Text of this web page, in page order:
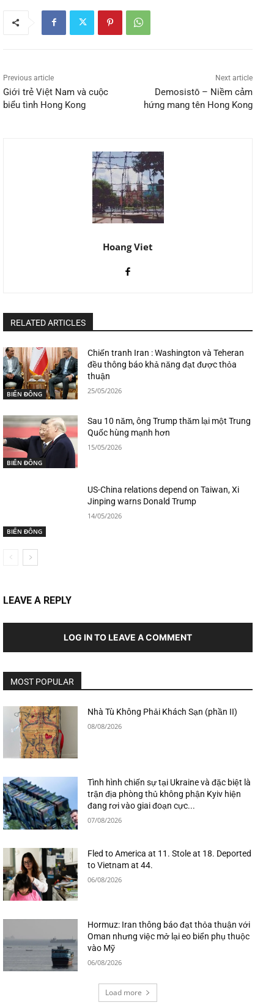
Previous article
Giới trẻ Việt Nam và cuộc
biểu tình Hong Kong
Next article
Demosistō – Niềm cảm
hứng mang tên Hong Kong
Hoang Viet
RELATED ARTICLES
BIỂN ĐÔNG
Chiến tranh Iran : Washington và Teheran
đều thông báo khả năng đạt được thỏa
thuận
25/05/2026
BIỂN ĐÔNG
Sau 10 năm, ông Trump thăm lại một Trung
Quốc hùng mạnh hơn
15/05/2026
BIỂN ĐÔNG
US-China relations depend on Taiwan, Xi
Jinping warns Donald Trump
14/05/2026
LEAVE A REPLY
LOG IN TO LEAVE A COMMENT
MOST POPULAR
Nhà Tù Không Phải Khách Sạn (phần II)
08/08/2026
Tình hình chiến sự tại Ukraine và đặc biệt là
trận địa phòng thủ không phận Kyiv hiện
đang rơi vào giai đoạn cực...
07/08/2026
Fled to America at 11. Stole at 18. Deported
to Vietnam at 44.
06/08/2026
Hormuz: Iran thông báo đạt thỏa thuận với
Oman nhưng việc mở lại eo biển phụ thuộc
vào Mỹ
06/08/2026
Load more